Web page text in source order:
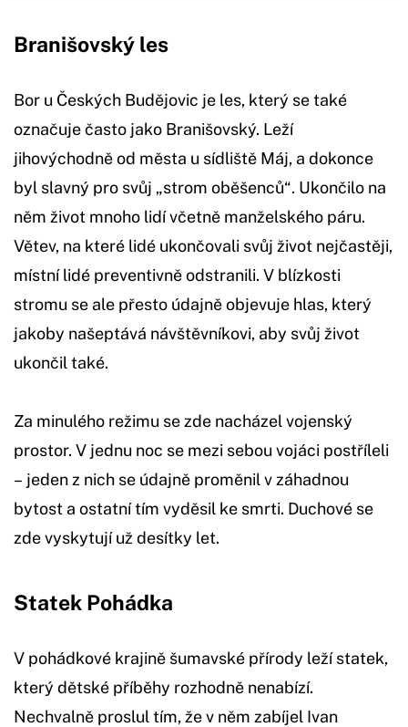
Branišovský les
Bor u Českých Budějovic je les, který se také
označuje často jako Branišovský. Leží
jihovýchodně od města u sídliště Máj, a dokonce
byl slavný pro svůj „strom oběšenců“. Ukončilo na
něm život mnoho lidí včetně manželského páru.
Větev, na které lidé ukončovali svůj život nejčastěji,
místní lidé preventivně odstranili. V blízkosti
stromu se ale přesto údajně objevuje hlas, který
jakoby našeptává návštěvníkovi, aby svůj život
ukončil také.
Za minulého režimu se zde nacházel vojenský
prostor. V jednu noc se mezi sebou vojáci postříleli
– jeden z nich se údajně proměnil v záhadnou
bytost a ostatní tím vyděsil ke smrti. Duchové se
zde vyskytují už desítky let.
Statek Pohádka
V pohádkové krajině šumavské přírody leží statek,
který dětské příběhy rozhodně nenabízí.
Nechvalně proslul tím, že v něm zabíjel Ivan